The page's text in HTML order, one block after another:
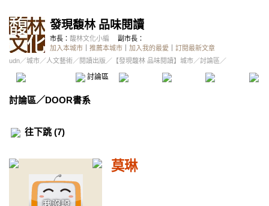
發現馥林 品味閱讀
市長： 馥林文化小編
副市長：
加入本城市
推薦本城市 加入我的最愛
訂閱最新文章
udn／城市／人文藝術／閱讀出版 ／ 【發現馥林 品味閱讀】城市／討論區／
討論區 精華區 投票區 影像館
討論區／DOOR書系
往下跳 (7)
莫琳